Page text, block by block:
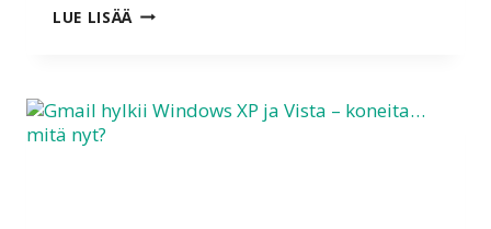
LUE LISÄÄ HTTP
–
SELAIMET